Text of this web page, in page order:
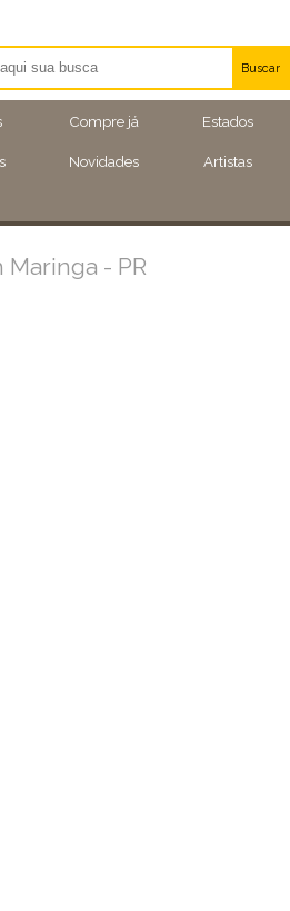
Compre já Estados
Novidades Artistas
Buscar
Artistas
Eventos
- PR